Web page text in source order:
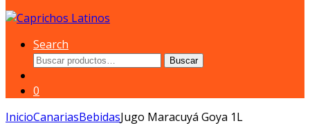
Search
Buscar
Buscar
0
InicioCanariasBebidasJugo Maracuyá Goya 1L